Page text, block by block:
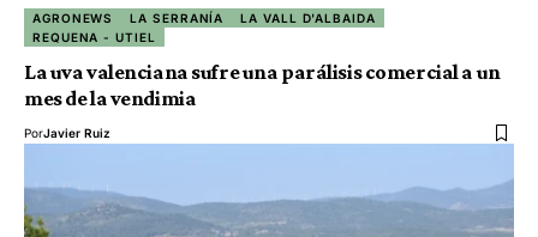
AGRONEWS LA SERRANÍA
LA VALL D'ALBAIDA
REQUENA - UTIEL
La uva valenciana sufre una parálisis comercial a un
mes de la vendimia
PorJavier Ruiz